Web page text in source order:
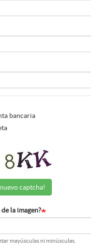
bancaria
captcha!
la imagen?
mayúsculas ni minúsculas.